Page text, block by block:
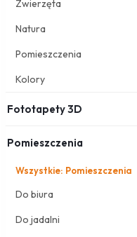
Zwierzęta
Natura
Pomieszczenia
Kolory
Fototapety 3D
Pomieszczenia
Wszystkie: Pomieszczenia
Do biura
Do jadalni